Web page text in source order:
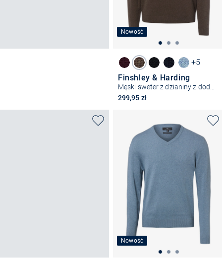
Nowość
+5
Finshley & Harding
299,95 zł
Nowość